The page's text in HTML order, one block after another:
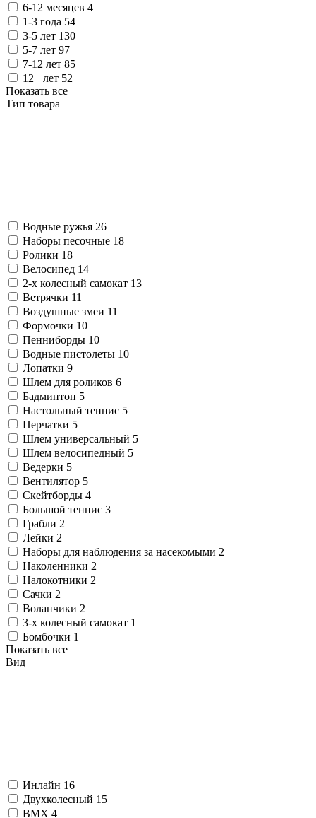
6-12 месяцев 4
1-3 года 54
3-5 лет 130
5-7 лет 97
7-12 лет 85
12+ лет 52
Показать все
Тип товара
Водные ружья 26
Наборы песочные 18
Ролики 18
Велосипед 14
2-х колесный самокат 13
Ветрячки 11
Воздушные змеи 11
Формочки 10
Пенниборды 10
Водные пистолеты 10
Лопатки 9
Шлем для роликов 6
Бадминтон 5
Настольный теннис 5
Перчатки 5
Шлем универсальный 5
Шлем велосипедный 5
Ведерки 5
Вентилятор 5
Скейтборды 4
Большой теннис 3
Грабли 2
Лейки 2
Наборы для наблюдения за насекомыми 2
Наколенники 2
Налокотники 2
Сачки 2
Воланчики 2
3-х колесный самокат 1
Бомбочки 1
Показать все
Вид
Инлайн 16
Двухколесный 15
BMX 4